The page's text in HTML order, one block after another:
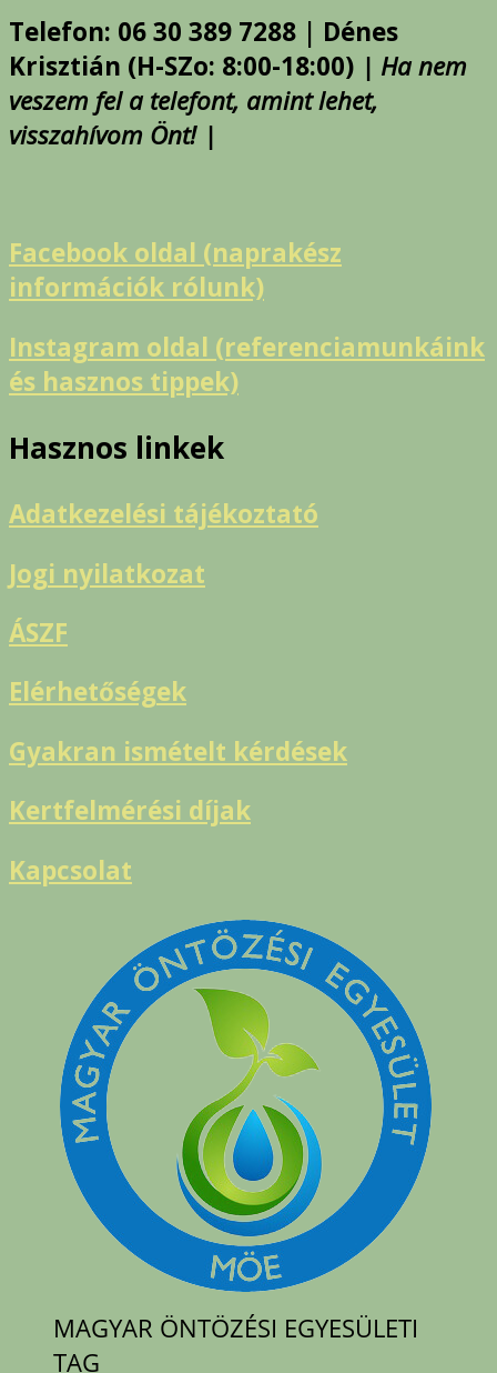
Telefon: 06 30 389 7288 | Dénes
Krisztián (H-SZo: 8:00-18:00) | Ha nem
veszem fel a telefont, amint lehet,
visszahívom Önt! |
Facebook oldal (naprakész
információk rólunk)
Instagram oldal (referenciamunkáink
és hasznos tippek)
Hasznos linkek
Adatkezelési tájékoztató
Jogi nyilatkozat
ÁSZF
Elérhetőségek
Gyakran ismételt kérdések
Kertfelmérési díjak
Kapcsolat
MAGYAR ÖNTÖZÉSI EGYESÜLETI
TAG